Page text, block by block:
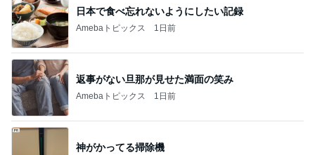
日本で食べ忘れないようにしたい記録
Amebaトピックス 1日前
返事がない旦那が見せた満面の笑み
Amebaトピックス 1日前
神がかってる掃除機